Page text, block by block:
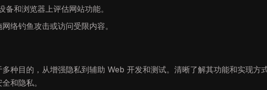
备和浏览器上评估网站功能。
络钓鱼攻击或访问受限内容。
种目的，从增强隐私到辅助 Web 开发和测试。清晰了解其功能和实现方
和隐私。